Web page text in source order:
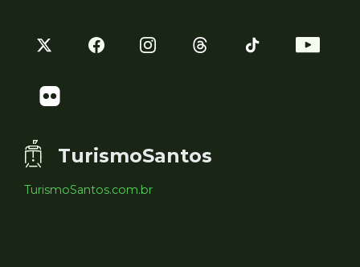
TurismoSantos
TurismoSantos.com.br